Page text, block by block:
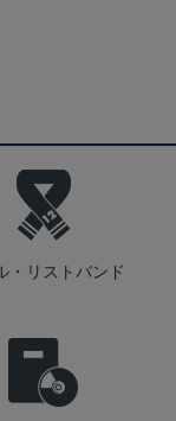
・リストバンド